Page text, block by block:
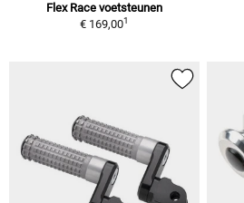
Flex Race voetsteunen
€ 169,001